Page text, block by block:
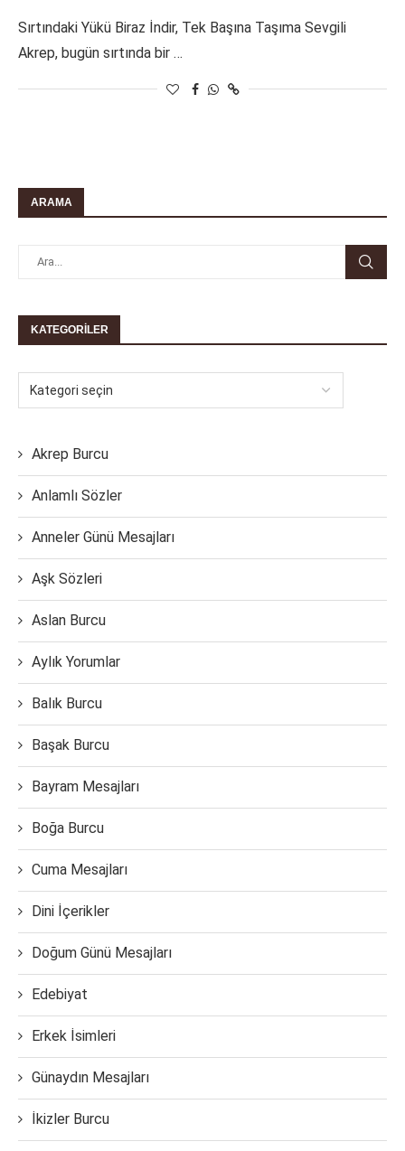
Sırtındaki Yükü Biraz İndir, Tek Başına Taşıma Sevgili
Akrep, bugün sırtında bir …
ARAMA
KATEGORILER
Akrep Burcu
Anlamlı Sözler
Anneler Günü Mesajları
Aşk Sözleri
Aslan Burcu
Aylık Yorumlar
Balık Burcu
Başak Burcu
Bayram Mesajları
Boğa Burcu
Cuma Mesajları
Dini İçerikler
Doğum Günü Mesajları
Edebiyat
Erkek İsimleri
Günaydın Mesajları
İkizler Burcu